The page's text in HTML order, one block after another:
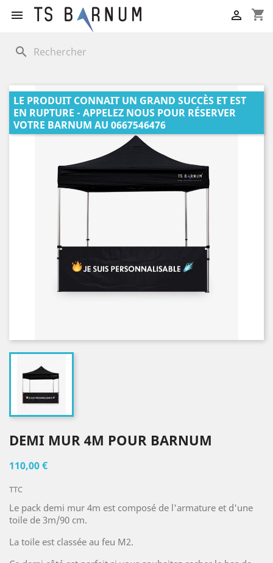
 shopping_cart

search
LE PRODUIT CONNAIT UN GRAND SUCCÈS ET EST
EN RUPTURE - APPELEZ NOUS POUR RÉSERVER
VOTRE BARNUM AU 0667546476
DEMI MUR 4M POUR BARNUM
110,00 €
TTC
Le pack demi mur 4m est composé de l'armature et d'une
toile de 3m/90 cm.
La toile est classée au feu M2.